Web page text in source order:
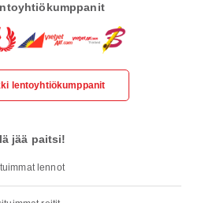
lentoyhtiökumppanit
jää paitsi!
lennot